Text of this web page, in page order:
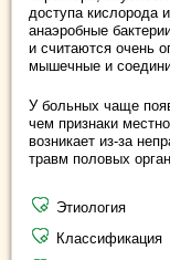
доступа кислорода
анаэробные
и считаются очень
мышечные и
У больных чаще
чем признаки
возникает из-за
травм половых
Этиология
Классификация